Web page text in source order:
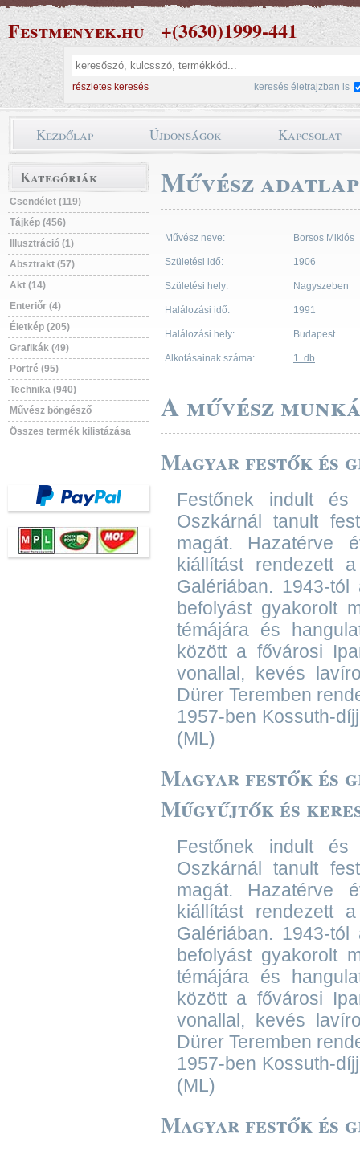
Festmenyek.hu +(3630)1999-441
részletes keresés keresés életrajzban is
Kezdőlap Újdonságok Kapcsolat
Kategóriák
Csendélet (119)
Tájkép (456)
Illusztráció (1)
Absztrakt (57)
Akt (14)
Enteriőr (4)
Életkép (205)
Grafikák (49)
Portré (95)
Technika (940)
Művész böngésző
Összes termék kilistázása
Művész adatlap
Művész neve: Borsos Miklós
Születési idő: 1906
Születési hely: Nagyszeben
Halálozási idő: 1991
Halálozási hely: Budapest
Alkotásainak száma: 1 db
A művész
Magyar festők és
Festőnek indult és
Oszkárnál tanult
magát. Hazatérve
kiállítást rendezett
Galériában. 1943-
befolyást gyakorolt
témájára és
között a fővárosi
vonallal, kevés
Dürer Teremben
1957-ben Kossuth-
(ML)
Magyar festők és
Műgyűjtők és
Festőnek indult és
Oszkárnál tanult
magát. Hazatérve
kiállítást rendezett
Galériában. 1943-
befolyást gyakorolt
témájára és
között a fővárosi
vonallal, kevés
Dürer Teremben
1957-ben Kossuth-
(ML)
Magyar festők és